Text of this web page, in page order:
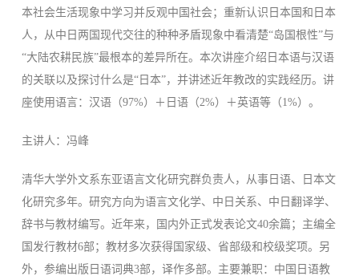
本社会生活现象中学习并反观中国社会；重新认识日本国和日本
人，从中日两国现代交往的种种矛盾现象中看清楚“岛国根性”与
“大陆农耕民族”最根本的差异所在。本次讲座介绍日本语与汉语
的关联以及探讨什么是“日本”，并讲述近年教改的实践经历。讲
座使用语言：汉语（97%）＋日语（2%）＋英语等（1%）。
主讲人：冯峰
清华大学外文系东亚语言文化研究群负责人，从事日语、日本文
化研究多年。研究方向为语言文化学、中日关系、中日翻译学、
辞书与教材编写。近年来，国内外正式发表论文40余篇；主编全
国发行教材6部；教材多次获得国家级、省部级和校级奖项。另
外，参编出版日语词典3部，译作多部。主要兼职：中国日语教